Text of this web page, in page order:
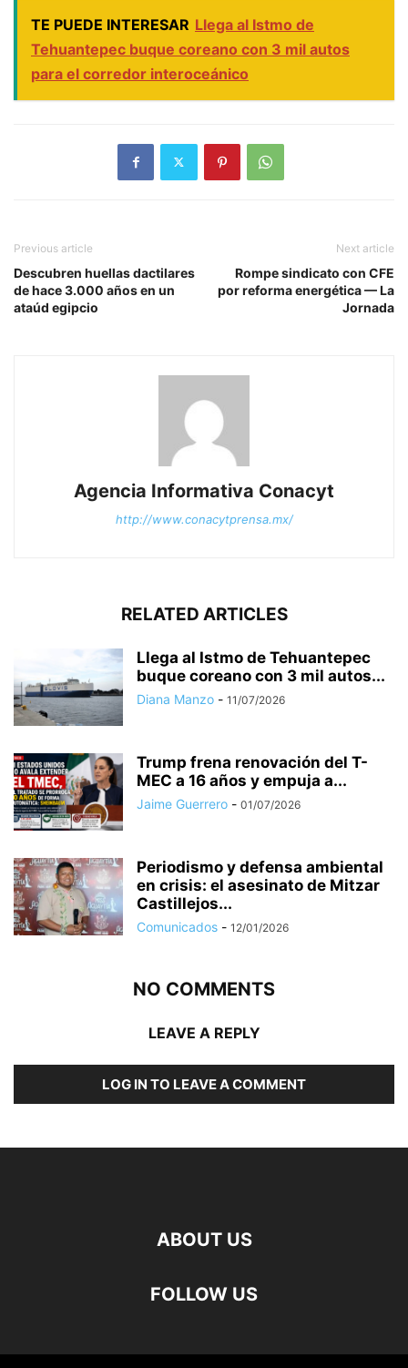
TE PUEDE INTERESAR Llega al Istmo de
Tehuantepec buque coreano con 3 mil autos
para el corredor interoceánico
Previous article
Descubren huellas dactilares
de hace 3.000 años en un
ataúd egipcio
Next article
Rompe sindicato con CFE
por reforma energética — La
Jornada
Agencia Informativa Conacyt
http://www.conacytprensa.mx/
RELATED ARTICLES
Llega al Istmo de Tehuantepec
buque coreano con 3 mil autos...
Diana Manzo - 11/07/2026
Trump frena renovación del T-
MEC a 16 años y empuja a...
Jaime Guerrero - 01/07/2026
Periodismo y defensa ambiental
en crisis: el asesinato de Mitzar
Castillejos...
Comunicados - 12/01/2026
NO COMMENTS
LEAVE A REPLY
LOG IN TO LEAVE A COMMENT
ABOUT US
FOLLOW US